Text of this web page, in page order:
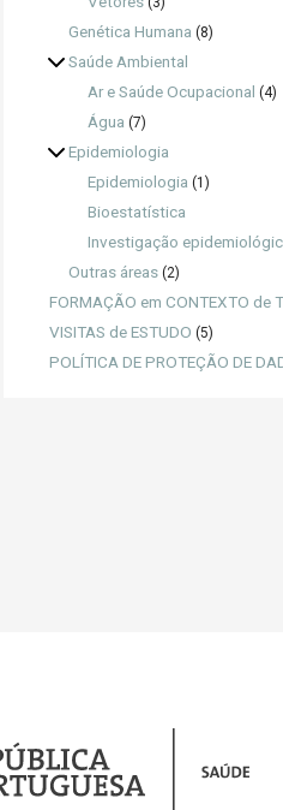
Genética Humana (8)
Saúde Ambiental
Ar e Saúde Ocupacional (4)
Água (7)
Epidemiologia
Epidemiologia (1)
Bioestatística
Investigação
Outras áreas (2)
FORMAÇÃO em CONTEXTO de
VISITAS de ESTUDO (5)
POLÍTICA DE PROTEÇÃO DE